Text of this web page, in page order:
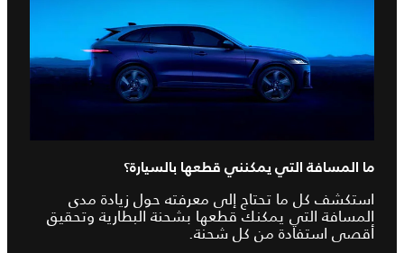
ما المسافة التي يمكنني قطعها بالسيارة؟
استكشف كل ما تحتاج إلى معرفته حول زيادة مدى
المسافة التي يمكنك قطعها بشحنة البطارية وتحقيق
أقصى استفادة من كل شحنة.